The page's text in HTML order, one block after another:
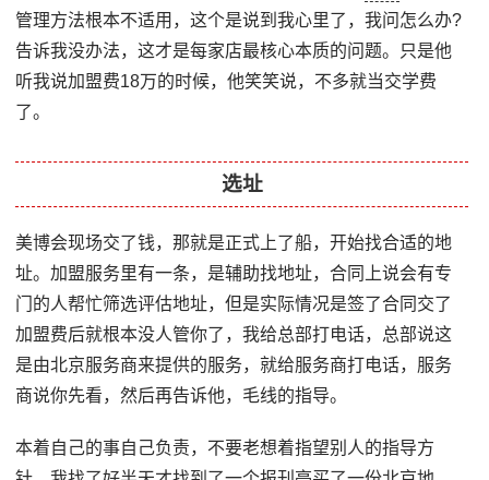
管理方法根本不适用，这个是说到我心里了，我问怎么办?
告诉我没办法，这才是每家店最核心本质的问题。只是他
听我说加盟费18万的时候，他笑笑说，不多就当交学费
了。
选址
美博会现场交了钱，那就是正式上了船，开始找合适的地
址。加盟服务里有一条，是辅助找地址，合同上说会有专
门的人帮忙筛选评估地址，但是实际情况是签了合同交了
加盟费后就根本没人管你了，我给总部打电话，总部说这
是由北京服务商来提供的服务，就给服务商打电话，服务
商说你先看，然后再告诉他，毛线的指导。
本着自己的事自己负责，不要老想着指望别人的指导方